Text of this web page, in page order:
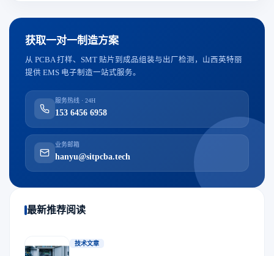
获取一对一制造方案
从 PCBA 打样、SMT 贴片到成品组装与出厂检测，山西英特丽
提供 EMS 电子制造一站式服务。
服务热线 · 24H
153 6456 6958
业务邮箱
hanyu@sitpcba.tech
最新推荐阅读
技术文章